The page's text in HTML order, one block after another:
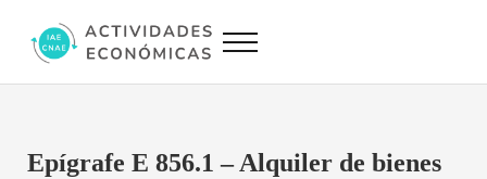
Actividades Económicas IAE CNAE
Menu
Epígrafe E 856.1 – Alquiler de bienes